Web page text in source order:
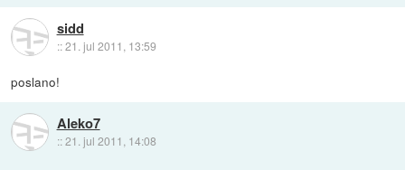
sidd
::21. jul 2011, 13:59
poslano!
Aleko7
::21. jul 2011, 14:08